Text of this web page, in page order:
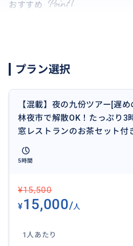
おすすめ
九份を自由散策
九份へ到着するプランなので、
プラン選択
【混載】夜の九份ツアー[遅
林夜市で解散OK！たっぷり3
窓レストランのお茶セット付
5時間
¥15,500
¥15,000/人
1人あたり